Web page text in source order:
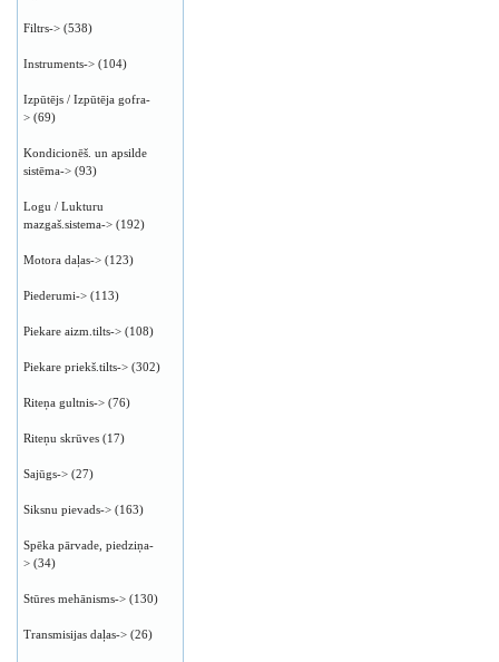
Filtrs-> (538)
Instruments-> (104)
Izpūtējs / Izpūtēja gofra-
> (69)
Kondicionēš. un apsilde
sistēma-> (93)
Logu / Lukturu
mazgaš.sistema-> (192)
Motora daļas-> (123)
Piederumi-> (113)
Piekare aizm.tilts-> (108)
Piekare priekš.tilts-> (302)
Riteņa gultnis-> (76)
Riteņu skrūves (17)
Sajūgs-> (27)
Siksnu pievads-> (163)
Spēka pārvade, piedziņa-
> (34)
Stūres mehānisms-> (130)
Transmisijas daļas-> (26)